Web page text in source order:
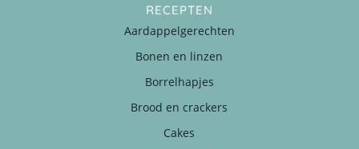
RECEPTEN
Aardappelgerechten
Bonen en linzen
Borrelhapjes
Brood en crackers
Cakes